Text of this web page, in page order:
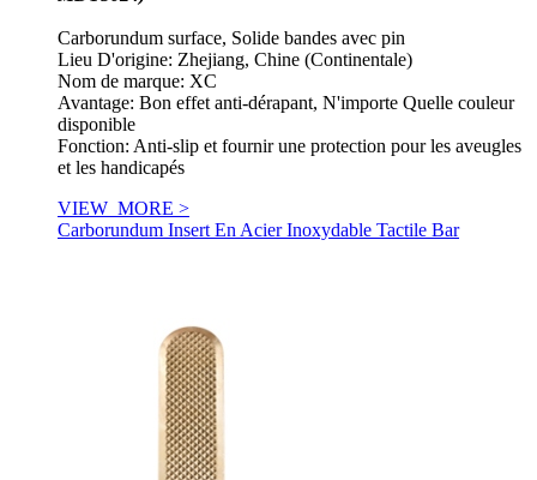
Carborundum surface, Solide bandes avec pin
Lieu D'origine: Zhejiang, Chine (Continentale)
Nom de marque: XC
Avantage: Bon effet anti-dérapant, N'importe Quelle couleur
disponible
Fonction: Anti-slip et fournir une protection pour les aveugles
et les handicapés
VIEW_MORE >
Carborundum Insert En Acier Inoxydable Tactile Bar